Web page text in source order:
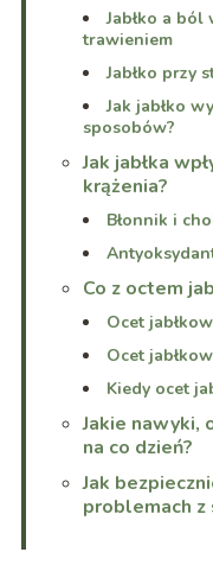
Jabłko a
trawieniem
Jabłko przy
Jak jabłko
sposobów?
Jak jabłka
krążenia?
Błonnik i
Co z octem
Ocet
Ocet
Kiedy ocet
Jakie nawyki,
na co dzień?
Jak
problemach z